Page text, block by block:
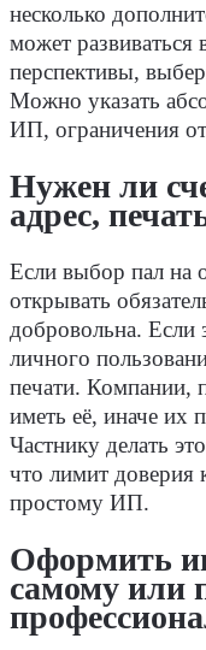
несколько
может развиваться
перспективы,
Можно указать
ИП, ограничения
Нужен ли
адрес,
Если выбор пал
открывать
добровольна. Если
личного
печати. Компании,
иметь её, иначе их
Частнику делать
что лимит
простому ИП.
Оформить
самому или